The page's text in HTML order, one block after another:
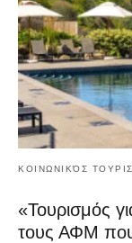
ΚΟΙΝΩΝΙΚΌΣ
«Τουρισμός
τους ΑΦΜ